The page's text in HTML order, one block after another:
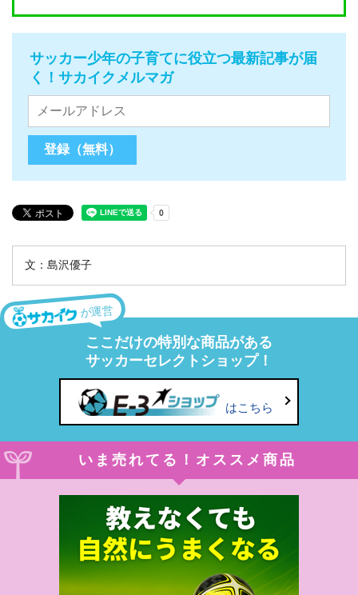
サッカー少年の子育てに役立つ最新記事が届
く！サカイクメルマガ
文：島沢優子
が運営
ここだけの特別な商品がある
サッカーセレクトショップ！
はこちら
いま売れてる！オススメ商品